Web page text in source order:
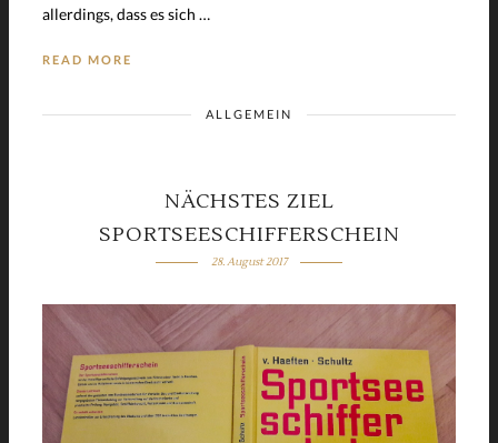
allerdings, dass es sich …
READ MORE
ALLGEMEIN
NÄCHSTES ZIEL
SPORTSEESCHIFFERSCHEIN
28. August 2017